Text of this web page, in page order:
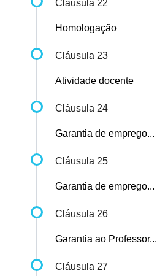
Cláusula 22
Homologação
Cláusula 23
Atividade docente
Cláusula 24
Garantia de emprego...
Cláusula 25
Garantia de emprego...
Cláusula 26
Garantia ao Professor...
Cláusula 27